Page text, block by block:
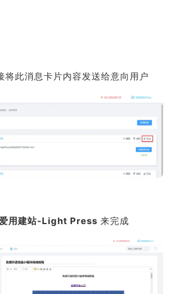
将此消息卡片内容发送给意向用户
用建站-Light Press 来完成